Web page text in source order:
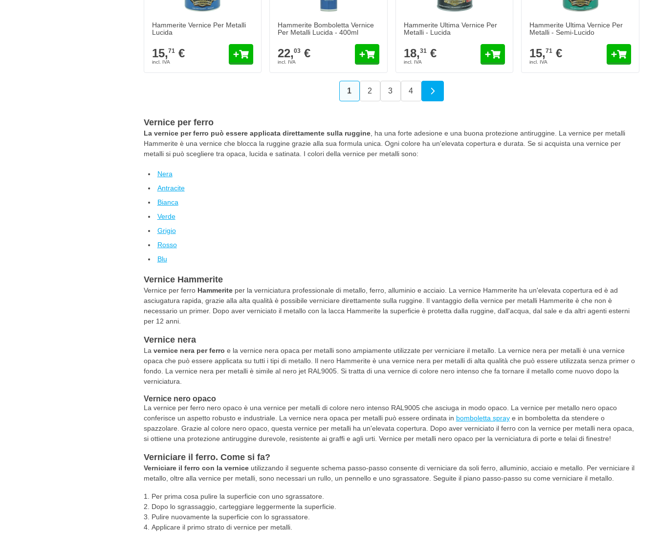
Hammerite Vernice Per Metalli
Lucida
15,71€
Hammerite Bomboletta Vernice
Per Metalli Lucida - 400ml
22,03 €
Hammerite Ultima Vernice Per
Metalli - Lucida
18,31€
Hammerite Ultima Vernice Per
Metalli - Semi-Lucido
15,71 €
Attualmente stai leggendo la pagina
1 Pagina
2 Pagina
3 Pagina
4
Vernice per ferro
La vernice per ferro può essere applicata direttamente sulla ruggine, ha una forte adesione e una buona protezione antiruggine. La vernice per metalli
Hammerite è una vernice che blocca la ruggine grazie alla sua formula unica. Ogni colore ha un'elevata copertura e durata. Se si acquista una vernice per
metalli si può scegliere tra opaca, lucida e satinata. I colori della vernice per metalli sono:
Nera
Antracite
Bianca
Verde
Grigio
Rosso
Blu
Vernice Hammerite
Vernice per ferro Hammeriteper la verniciatura professionale di metallo, ferro, alluminio e acciaio. La vernice Hammerite ha un'elevata copertura ed è ad
asciugatura rapida, grazie alla alta qualità è possibile verniciare direttamente sulla ruggine. Il vantaggio della vernice per metalli Hammerite è che non è
necessario un primer. Dopo aver verniciato il metallo con la lacca Hammerite la superficie è protetta dalla ruggine, dall'acqua, dal sale e da altri agenti esterni
per 12 anni.
Vernice nera
La vernice nera per ferro e la vernice nera opaca per metalli sono ampiamente utilizzate per verniciare il metallo. La vernice nera per metalli è una vernice
opaca che può essere applicata su tutti i tipi di metallo. Il nero Hammerite è una vernice nera per metalli di alta qualità che può essere utilizzata senza primer o
fondo. La vernice nera per metalli è simile al nero jet RAL9005. Si tratta di una vernice di colore nero intenso che fa tornare il metallo come nuovo dopo la
verniciatura.
Vernice nero opaco
La vernice per ferro nero opaco è una vernice per metalli di colore nero intenso RAL9005 che asciuga in modo opaco. La vernice per metallo nero opaco
conferisce un aspetto robusto e industriale. La vernice nera opaca per metalli può essere ordinata in bomboletta spraye in bomboletta da stendere o
spazzolare. Grazie al colore nero opaco, questa vernice per metalli ha un'elevata copertura. Dopo aver verniciato il ferro con la vernice per metalli nera opaca,
si ottiene una protezione antiruggine durevole, resistente ai graffi e agli urti. Vernice per metalli nero opaco per la verniciatura di porte e telai di finestre!
Verniciare il ferro. Come si fa?
Verniciare il ferro con la verniceutilizzando il seguente schema passo-passo consente di verniciare da soli ferro, alluminio, acciaio e metallo. Per verniciare il
metallo, oltre alla vernice per metalli, sono necessari un rullo, un pennello e uno sgrassatore. Seguite il piano passo-passo su come verniciare il metallo.
Per prima cosa pulire la superficie con uno sgrassatore.
Dopo lo sgrassaggio, carteggiare leggermente la superficie.
Pulire nuovamente la superficie con lo sgrassatore.
Applicare il primo strato di vernice per metalli.